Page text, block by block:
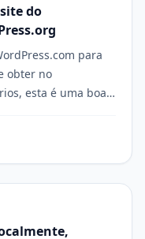
do
para
obter no
esta é uma boa